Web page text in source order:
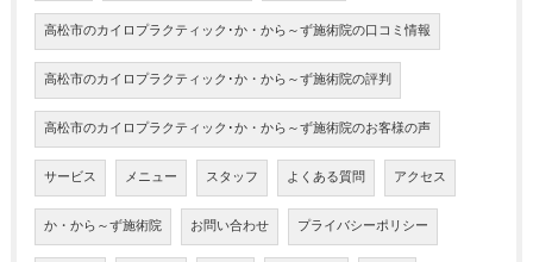
高松市のカイロプラクティック･か・から～ず施術院の口コミ情報
高松市のカイロプラクティック･か・から～ず施術院の評判
高松市のカイロプラクティック･か・から～ず施術院のお客様の声
サービス メニュー スタッフ よくある質問 アクセス
か・から～ず施術院 お問い合わせ プライバシーポリシー